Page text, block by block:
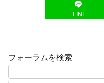
LINE
フォーラムを検索